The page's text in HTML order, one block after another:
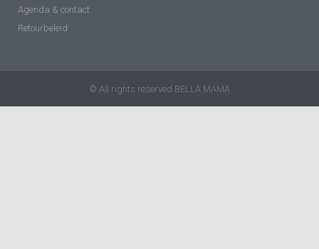
Agenda & contact
Retourbeleid
© All rights reserved BELLA MAMA